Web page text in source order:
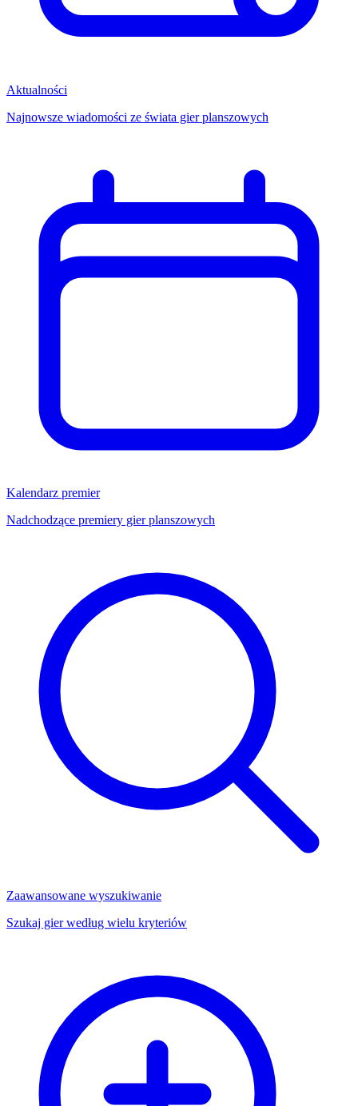
Aktualności
Najnowsze wiadomości ze świata gier planszowych
Kalendarz premier
Nadchodzące premiery gier planszowych
Zaawansowane wyszukiwanie
Szukaj gier według wielu kryteriów